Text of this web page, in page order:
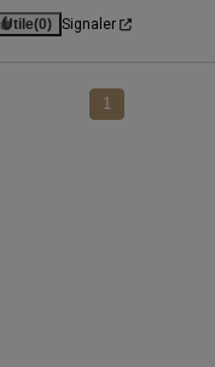
Utile(0) Signaler
1